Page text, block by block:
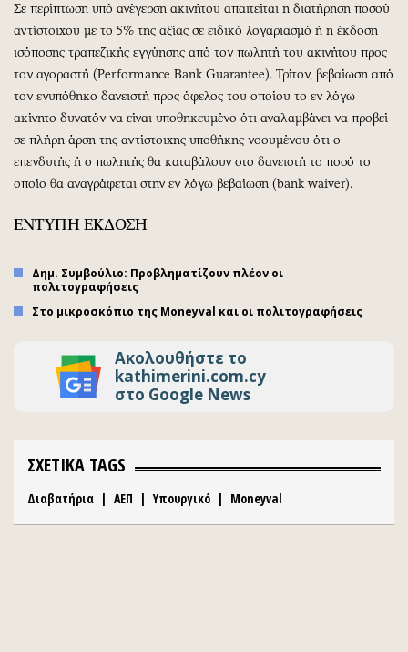
Σε περίπτωση υπό ανέγερση ακινήτου απαιτείται η διατήρηση ποσού
αντίστοιχου με το 5% της αξίας σε ειδικό λογαριασμό ή η έκδοση
ισόποσης τραπεζικής εγγύησης από τον πωλητή του ακινήτου προς
τον αγοραστή (Performance Bank Guarantee). Τρίτον, βεβαίωση από
τον ενυπόθηκο δανειστή προς όφελος του οποίου το εν λόγω
ακίνητο δυνατόν να είναι υποθηκευμένο ότι αναλαμβάνει να προβεί
σε πλήρη άρση της αντίστοιχης υποθήκης νοουμένου ότι ο
επενδυτής ή ο πωλητής θα καταβάλουν στο δανειστή το ποσό το
οποίο θα αναγράφεται στην εν λόγω βεβαίωση (bank waiver).
ΕΝΤΥΠΗ ΕΚΔΟΣΗ
Δημ. Συμβούλιο: Προβληματίζουν πλέον οι
πολιτογραφήσεις
Στο μικροσκόπιο της Moneyval και οι πολιτογραφήσεις
Ακολουθήστε το
kathimerini.com.cy
στο Google News
ΣΧΕΤΙΚΑ TAGS
Διαβατήρια | ΑΕΠ |Υπουργικό | Moneyval